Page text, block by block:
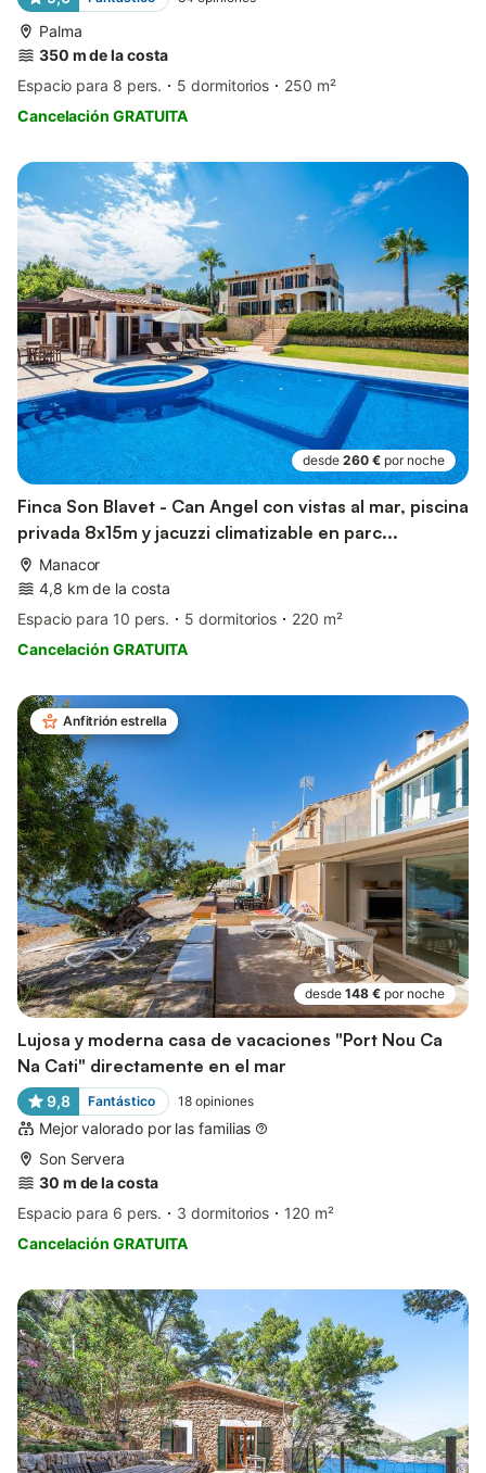
Palma
350 m de la costa
Espacio para 8 pers.
5 dormitorios
250 m²
Cancelación GRATUITA
desde 260 € por noche
Finca Son Blavet - Can Angel con vistas al mar, piscina
privada 8x15m y jacuzzi climatizable en parc...
Manacor
4,8 km de la costa
Espacio para 10 pers.
5 dormitorios
220 m²
Cancelación GRATUITA
Anfitrión estrella
desde 148 € por noche
Lujosa y moderna casa de vacaciones "Port Nou Ca
Na Cati" directamente en el mar
9,8 Fantástico 18 opiniones
Mejor valorado por las familias
Son Servera
30 m de la costa
Espacio para 6 pers.
3 dormitorios
120 m²
Cancelación GRATUITA